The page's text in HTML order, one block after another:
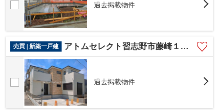
過去掲載物件
売買 | 新築一戸建 アトムセレクト習志野市藤崎１５期１号棟
過去掲載物件